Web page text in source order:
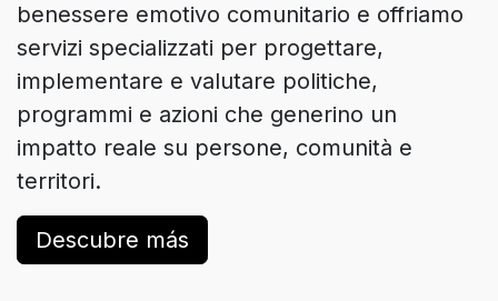
benessere emotivo comunitario e offriamo
servizi specializzati per progettare,
implementare e valutare politiche,
programmi e azioni che generino un
impatto reale su persone, comunità e
territori.
Descubre más